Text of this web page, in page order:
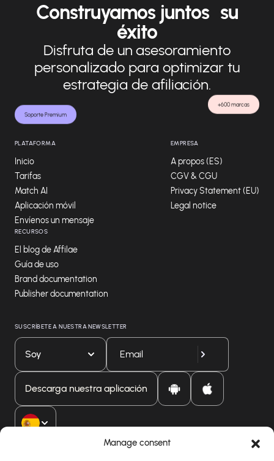
Manage consent
Soporte Premium
+600 marcas
Construyamos juntos su
éxito
Disfruta de un asesoramiento
personalizado para optimizar tu
estrategia de afiliación.
PLATAFORMA
Inicio
Tarifas
Match AI
Aplicación móvil
Envíenos un mensaje
EMPRESA
A propos (ES)
CGV & CGU
Privacy Statement (EU)
Legal notice
RECURSOS
El blog de Affilae
Guía de uso
Brand documentation
Publisher documentation
SUSCRÍBETE A NUESTRA NEWSLETTER
Soy
Descarga nuestra aplicación